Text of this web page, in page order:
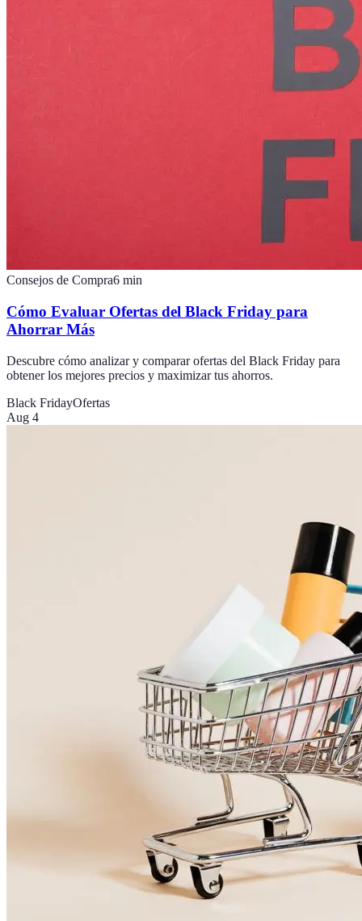
Consejos de Compra6 min
Cómo Evaluar Ofertas del Black Friday para
Ahorrar Más
Descubre cómo analizar y comparar ofertas del Black Friday para
obtener los mejores precios y maximizar tus ahorros.
Black FridayOfertas
Aug 4